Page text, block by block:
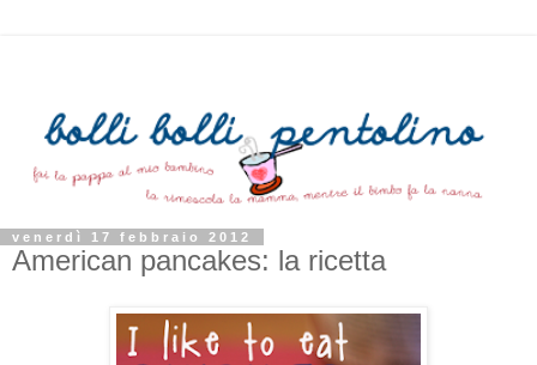
venerdì 17 febbraio 2012
American pancakes: la ricetta